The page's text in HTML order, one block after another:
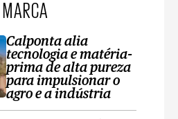
Calponta alia
tecnologia e matéria-
prima de alta pureza
para impulsionar o
agro e a indústria